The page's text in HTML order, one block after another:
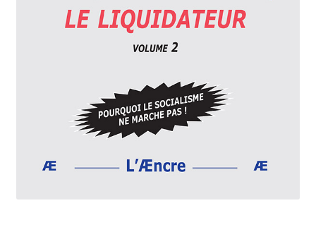
Newsletter
Politique de confidentialité et cookies
Qui sommes-nous ?
Suivi de la Commande